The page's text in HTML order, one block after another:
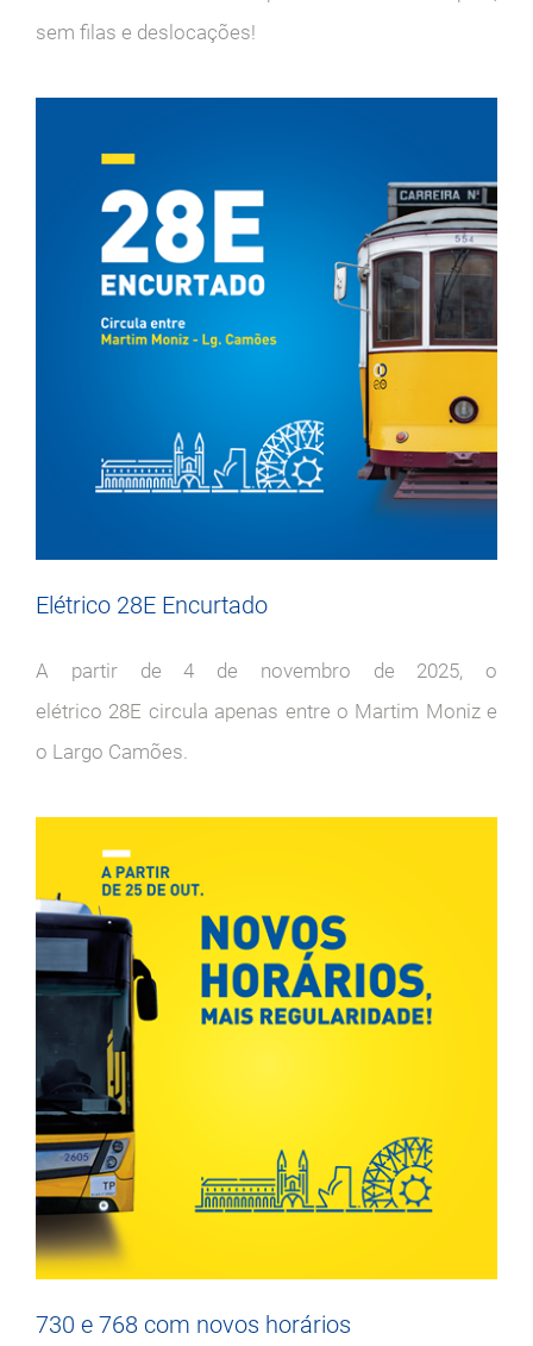
sem filas e deslocações!
Elétrico 28E Encurtado
A partir de 4 de novembro de 2025, o
elétrico 28E circula apenas entre o Martim Moniz e
o Largo Camões.
730 e 768 com novos horários